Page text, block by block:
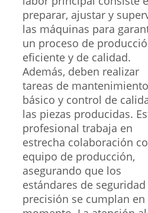
preparar, ajustar y
las máquinas para
un proceso de
eficiente y de calidad.
Además, deben realizar
tareas de mantenimiento
básico y control de
las piezas producidas.
profesional trabaja en
estrecha colaboración
equipo de producción,
asegurando que los
estándares de seguridad
precisión se cumplan